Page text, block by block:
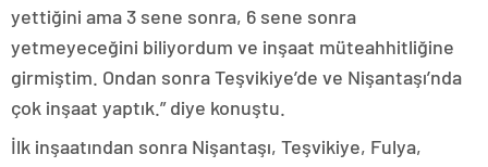
yettiğini ama 3 sene sonra, 6 sene sonra
yetmeyeceğini biliyordum ve inşaat müteahhitliğine
girmiştim. Ondan sonra Teşvikiye’de ve Nişantaşı’nda
çok inşaat yaptık.” diye konuştu.
İlk inşaatından sonra Nişantaşı, Teşvikiye, Fulya,